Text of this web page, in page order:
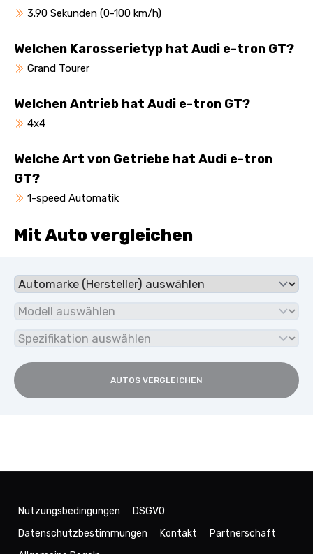
3.90 Sekunden (0-100 km/h)
Welchen Karosserietyp hat Audi e-tron GT?
Grand Tourer
Welchen Antrieb hat Audi e-tron GT?
4x4
Welche Art von Getriebe hat Audi e-tron
GT?
1-speed Automatik
Mit Auto vergleichen
AUTOS VERGLEICHEN
Nutzungsbedingungen
DSGVO
Datenschutzbestimmungen
Kontakt
Partnerschaft